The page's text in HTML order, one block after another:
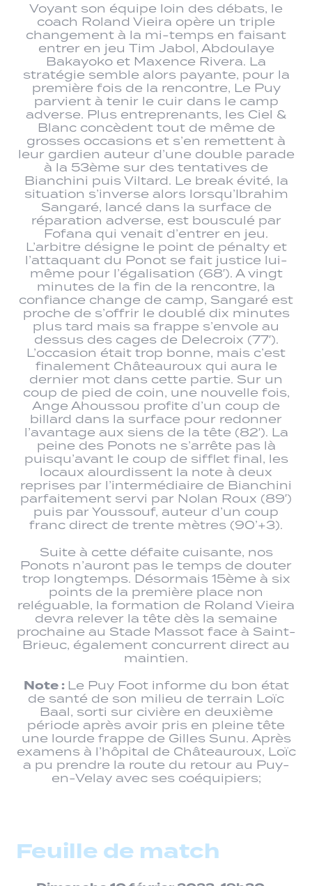
Voyant son équipe loin des débats, le
coach Roland Vieira opère un triple
changement à la mi-temps en faisant
entrer en jeu Tim Jabol, Abdoulaye
Bakayoko et Maxence Rivera. La
stratégie semble alors payante, pour la
première fois de la rencontre, Le Puy
parvient à tenir le cuir dans le camp
adverse. Plus entreprenants, les Ciel &
Blanc concèdent tout de même de
grosses occasions et s’en remettent à
leur gardien auteur d’une double parade
à la 53ème sur des tentatives de
Bianchini puis Viltard. Le break évité, la
situation s’inverse alors lorsqu’Ibrahim
Sangaré, lancé dans la surface de
réparation adverse, est bousculé par
Fofana qui venait d’entrer en jeu.
L’arbitre désigne le point de pénalty et
l’attaquant du Ponot se fait justice lui-
même pour l’égalisation (68′). A vingt
minutes de la fin de la rencontre, la
confiance change de camp, Sangaré est
proche de s’offrir le doublé dix minutes
plus tard mais sa frappe s’envole au
dessus des cages de Delecroix (77′).
L’occasion était trop bonne, mais c’est
finalement Châteauroux qui aura le
dernier mot dans cette partie. Sur un
coup de pied de coin, une nouvelle fois,
Ange Ahoussou profite d’un coup de
billard dans la surface pour redonner
l’avantage aux siens de la tête (82′). La
peine des Ponots ne s’arrête pas là
puisqu’avant le coup de sifflet final, les
locaux alourdissent la note à deux
reprises par l’intermédiaire de Bianchini
parfaitement servi par Nolan Roux (89′)
puis par Youssouf, auteur d’un coup
franc direct de trente mètres (90’+3).
Suite à cette défaite cuisante, nos
Ponots n’auront pas le temps de douter
trop longtemps. Désormais 15ème à six
points de la première place non
reléguable, la formation de Roland Vieira
devra relever la tête dès la semaine
prochaine au Stade Massot face à Saint-
Brieuc, également concurrent direct au
maintien.
Note : Le Puy Foot informe du bon état
de santé de son milieu de terrain Loïc
Baal, sorti sur civière en deuxième
période après avoir pris en pleine tête
une lourde frappe de Gilles Sunu. Après
examens à l’hôpital de Châteauroux, Loïc
a pu prendre la route du retour au Puy-
en-Velay avec ses coéquipiers;
Feuille de match